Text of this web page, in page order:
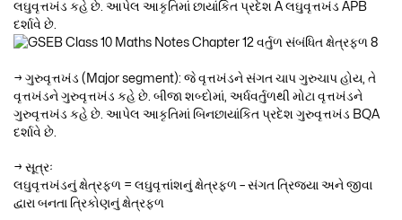
લઘુવૃત્તખંડ કહે છે. આપેલ આકૃતિમાં છાયાંકિત પ્રદેશ A લઘુવૃત્તખંડ APB
દર્શાવે છે.
→ ગુરુવૃત્તખંડ (Major segment): જે વૃત્તખંડને સંગત ચાપ ગુરુચાપ હોય, તે
વૃત્તખંડને ગુરુવૃત્તખંડ કહે છે. બીજા શબ્દોમાં, અર્ધવર્તુળથી મોટા વૃત્તખંડને
ગુરુવૃત્તખંડ કહે છે. આપેલ આકૃતિમાં બિનછાયાંકિત પ્રદેશ ગુરુવૃત્તખંડ BQA
દર્શાવે છે.
→ સૂત્રઃ
લઘુવૃત્તખંડનું ક્ષેત્રફળ = લઘુવૃત્તાંશનું ક્ષેત્રફળ – સંગત ત્રિજ્યા અને જીવા
દ્વારા બનતા ત્રિકોણનું ક્ષેત્રફળ